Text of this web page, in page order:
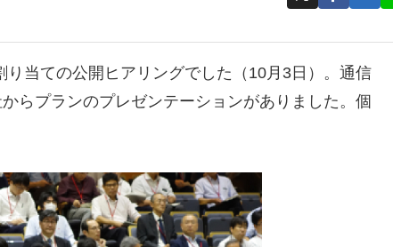
当ての公開ヒアリングでした（10月3日）。通信
らプランのプレゼンテーションがありました。個